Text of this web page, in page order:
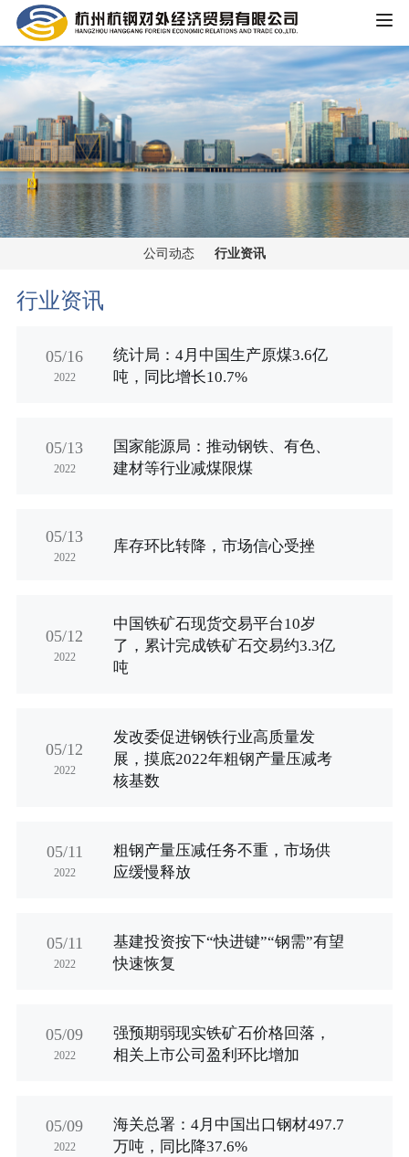
HOME
公司概况
公司简介
大事记
荣誉资质
企业文化
主营业务
黑色金属板块
党群工作
公司动态
招贤纳士
English
公司动态 行业资讯
行业资讯
05/16
2022
统计局：4月中国生产原煤3.6亿
吨，同比增长10.7%
05/13
2022
国家能源局：推动钢铁、有色、
建材等行业减煤限煤
05/13
2022
库存环比转降，市场信心受挫
05/12
2022
中国铁矿石现货交易平台10岁
了，累计完成铁矿石交易约3.3亿
吨
05/12
2022
发改委促进钢铁行业高质量发
展，摸底2022年粗钢产量压减考
核基数
05/11
2022
粗钢产量压减任务不重，市场供
应缓慢释放
05/11
2022
基建投资按下“快进键”“钢需”有望
快速恢复
05/09
2022
强预期弱现实铁矿石价格回落，
相关上市公司盈利环比增加
05/09
2022
海关总署：4月中国出口钢材497.7
万吨，同比降37.6%